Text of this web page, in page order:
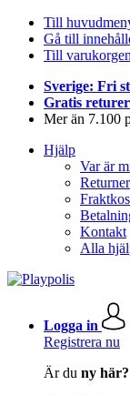
Till
Gå till
Till varukorgen
Sverige: Fri
Gratis returer
Mer än 7.100
Hjälp
Var är
Kontakt
Alla
Logga in
Registrera nu
Är du ny här?